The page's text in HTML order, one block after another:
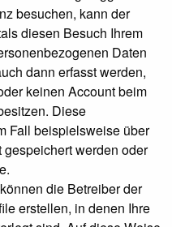
besuchen, kann der
diesen Besuch Ihrem
Daten
dann erfasst werden,
keinen Account beim
Diese
Fall beispielsweise über
werden oder
die Betreiber der
erstellen, in denen Ihre